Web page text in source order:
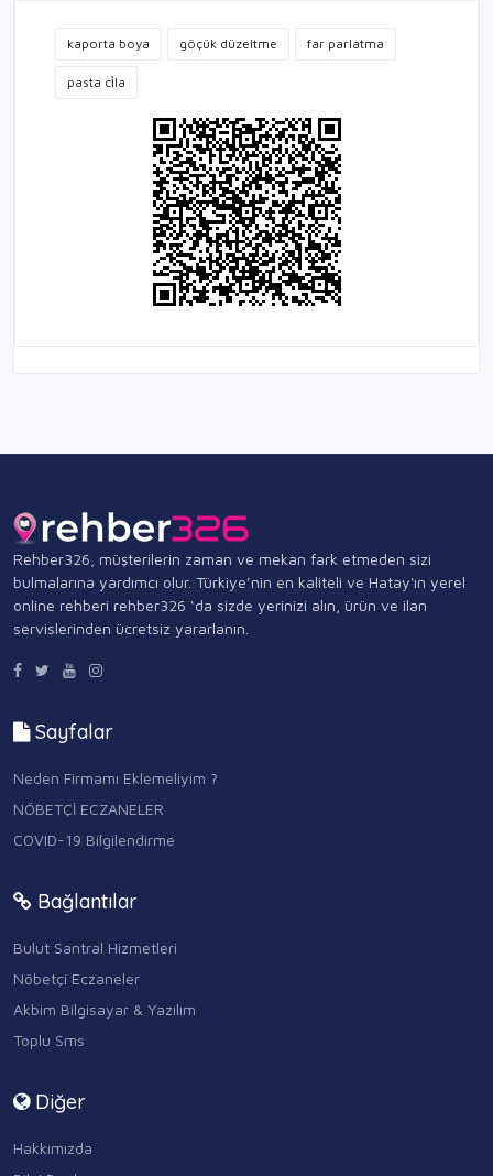
kaporta boya göçük düzeltme far parlatma
pasta ci̇la
Rehber326, müşterilerin zaman ve mekan fark etmeden sizi
bulmalarına yardımcı olur. Türkiye’nin en kaliteli ve Hatay'ın yerel
online rehberi rehber326 ‘da sizde yerinizi alın, ürün ve ilan
servislerinden ücretsiz yararlanın.
Sayfalar
Neden Firmamı Eklemeliyim ?
NÖBETÇİ ECZANELER
COVID-19 Bilgilendirme
Bağlantılar
Bulut Santral Hizmetleri
Nöbetçi Eczaneler
Akbim Bilgisayar & Yazılım
Toplu Sms
Diğer
Hakkımızda